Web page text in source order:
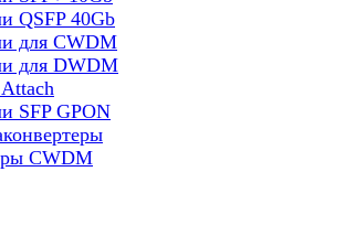
QSFP 40Gb
для CWDM
для DWDM
SFP GPON
CWDM